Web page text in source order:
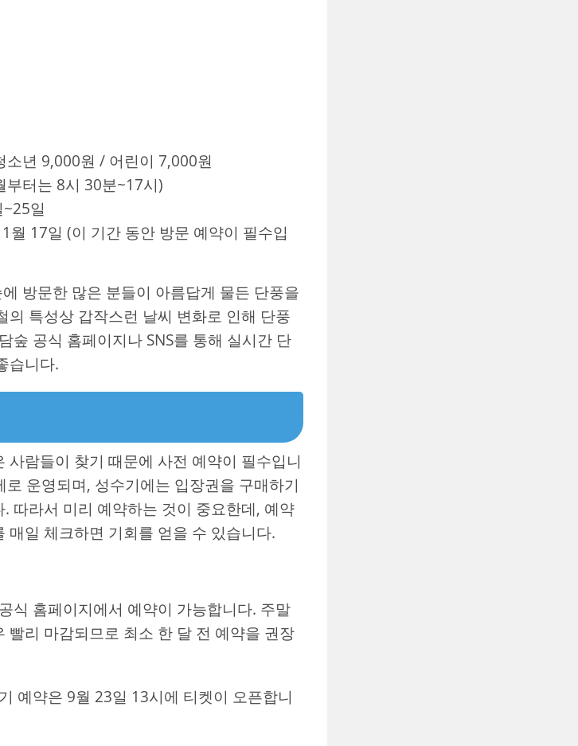
년 9,000원 / 어린이 7,000원
부터는 8시 30분~17시)
일
월 17일 (이 기간 동안 방문 예약이 필수입
방문한 많은 분들이 아름답게 물든 단풍을
의 특성상 갑작스런 날씨 변화로 인해 단풍
숲 공식 홈페이지나 SNS를 통해 실시간 단
습니다.
사람들이 찾기 때문에 사전 예약이 필수입니
운영되며, 성수기에는 입장권을 구매하기
따라서 미리 예약하는 것이 중요한데, 예약
매일 체크하면 기회를 얻을 수 있습니다.
식 홈페이지에서 예약이 가능합니다. 주말
빨리 마감되므로 최소 한 달 전 예약을 권장
예약은 9월 23일 13시에 티켓이 오픈합니